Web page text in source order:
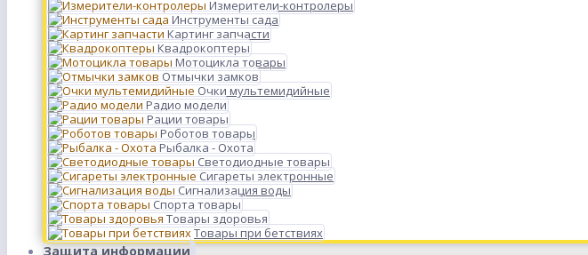
Измерители-контролеры
Инструменты сада
Картинг запчасти
Квадрокоптеры
Мотоцикла товары
Отмычки замков
Очки мультемидийные
Радио модели
Рации товары
Роботов товары
Рыбалка - Охота
Светодиодные товары
Сигареты электронные
Сигнализация воды
Спорта товары
Товары здоровья
Товары при бетствиях
Защита информации